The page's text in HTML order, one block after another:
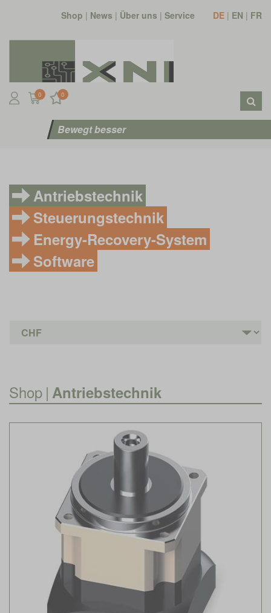
Shop | News | Über uns | Service DE | EN | FR
0 0
Bewegt besser
Antriebstechnik
Steuerungstechnik
Energy-Recovery-System
Software
Shop | Antriebstechnik